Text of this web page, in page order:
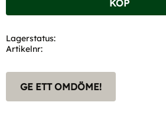
KÖP
Lagerstatus
Artikelnr
GE ETT OMDÖME!